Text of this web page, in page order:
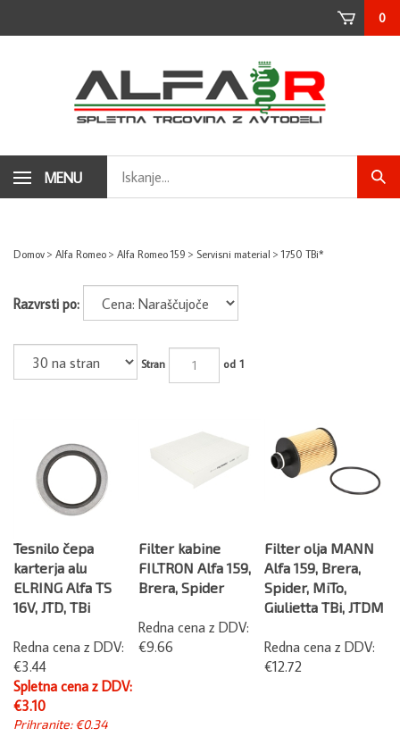
0
MENU
store
Domov > Alfa Romeo > Alfa Romeo 159 > Servisni material >1750 TBi*
Razvrsti po:
Stran od 1
Tesnilo čepa
karterja alu
ELRING Alfa TS
16V, JTD, TBi
Redna cena z DDV:
€3.44
Spletna cena z DDV:
€3.10
Prihranite: €0.34
Filter kabine
FILTRON Alfa 159,
Brera, Spider
Redna cena z DDV:
€9.66
Filter olja MANN
Alfa 159, Brera,
Spider, MiTo,
Giulietta TBi, JTDM
Redna cena z DDV:
€12.72